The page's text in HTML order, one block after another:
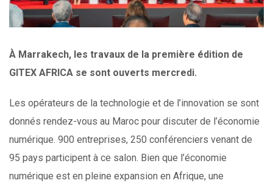
À Marrakech, les travaux de la première édition de
GITEX AFRICA se sont ouverts mercredi.
Les opérateurs de la technologie et de l’innovation se sont
donnés rendez-vous au Maroc pour discuter de l’économie
numérique. 900 entreprises, 250 conférenciers venant de
95 pays participent à ce salon. Bien que l’économie
numérique est en pleine expansion en Afrique, une